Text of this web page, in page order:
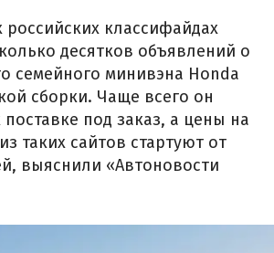
классифайдах
десятков объявлений о
семейного минивэна Honda
сборки. Чаще всего он
поставке под заказ, а цены на
таких сайтов стартуют от
выяснили «Автоновости